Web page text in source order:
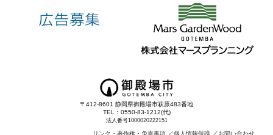
〒412-8601 静岡県御殿場市萩原483番地
TEL：0550-83-1212(代)
法人番号1000020222151
リンク・著作権・免責事項 個人情報保護 お問い合わせ